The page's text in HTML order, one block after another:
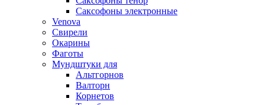
Саксофоны электронные
Venova
Свирели
Окарины
Фаготы
Мундштуки для
Альтгорнов
Валторн
Корнетов